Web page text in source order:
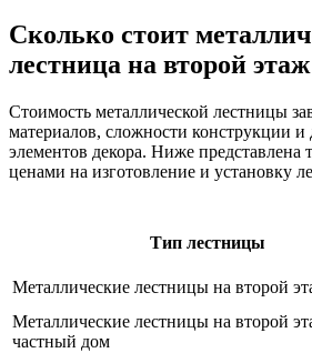
Сколько стоит
лестница на второй
Стоимость металлической лестницы
материалов, сложности конструкции
элементов декора. Ниже
ценами на изготовление и установку
Тип лестницы
Металлические лестницы на второй
Металлические лестницы на второй
частный дом